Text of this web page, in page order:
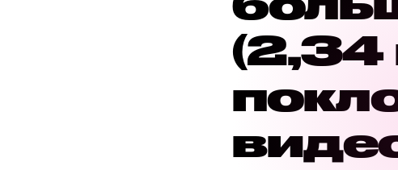
(2,34